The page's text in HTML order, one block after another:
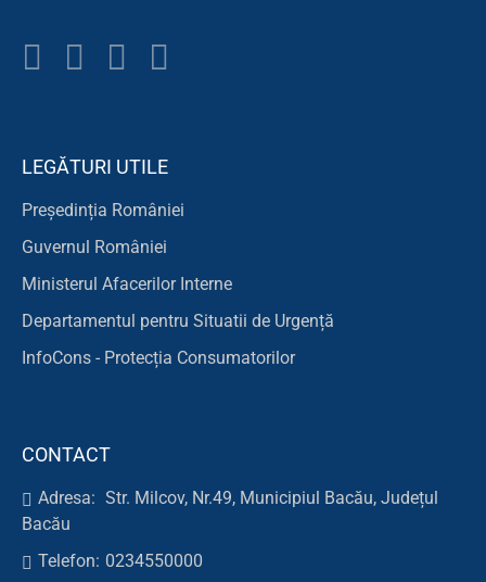
LEGĂTURI UTILE
Președinția României
Guvernul României
Ministerul Afacerilor Interne
Departamentul pentru Situatii de Urgență
InfoCons - Protecția Consumatorilor
CONTACT
Adresa: Str. Milcov, Nr.49, Municipiul Bacău, Județul
Bacău
Telefon: 0234550000